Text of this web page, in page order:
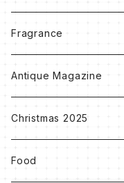
Accessory
Clothes
Notebook
Ribbon
Others
Fragrance
Antique Magazine
Christmas 2025
Food